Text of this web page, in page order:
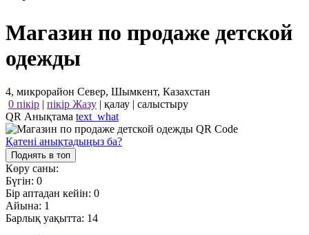
Магазин по продаже детской
одежды
4, микрорайон Север, Шымкент, Казахстан
0 пікір | пікір Жазу | қалау | салыстыру
QR Анықтама text_what
Қатені анықтадыңыз ба?
Поднять в топ
Көру саны:
Бүгін: 0
Бір аптадан кейін: 0
Айына: 1
Барлық уақытта: 14